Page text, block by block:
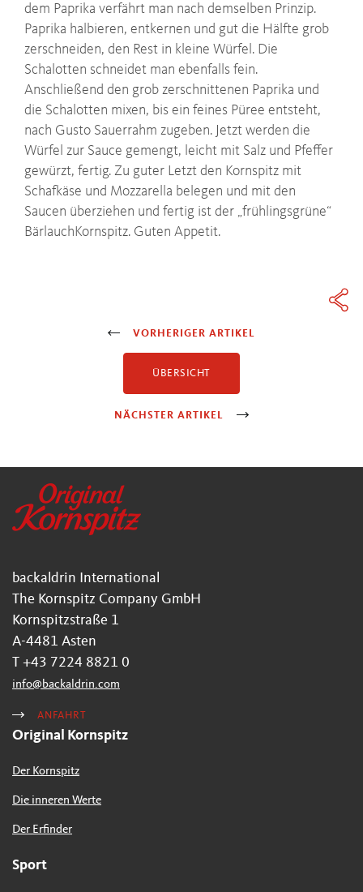
dem Paprika verfährt man nach demselben Prinzip.
Paprika halbieren, entkernen und gut die Hälfte grob
zerschneiden, den Rest in kleine Würfel. Die
Schalotten schneidet man ebenfalls fein.
Anschließend den grob zerschnittenen Paprika und
die Schalotten mixen, bis ein feines Püree entsteht,
nach Gusto Sauerrahm zugeben. Jetzt werden die
Würfel zur Sauce gemengt, leicht mit Salz und Pfeffer
gewürzt, fertig. Zu guter Letzt den Kornspitz mit
Schafkäse und Mozzarella belegen und mit den
Saucen überziehen und fertig ist der „frühlingsgrüne“
BärlauchKornspitz. Guten Appetit.
VORHERIGER ARTIKEL
ÜBERSICHT
NÄCHSTER ARTIKEL
backaldrin International
The Kornspitz Company GmbH
Kornspitzstraße 1
A-4481 Asten
T +43 7224 8821 0
info@backaldrin.com
ANFAHRT
Original Kornspitz
Der Kornspitz
Die inneren Werte
Der Erfinder
Sport